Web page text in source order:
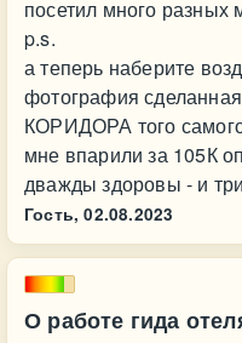
посетил много разных
p.s.
а теперь наберите
фотография
КОРИДОРА того
мне впарили за 105К
дважды здоровы - и
Гость, 02.08.2023
О работе гида